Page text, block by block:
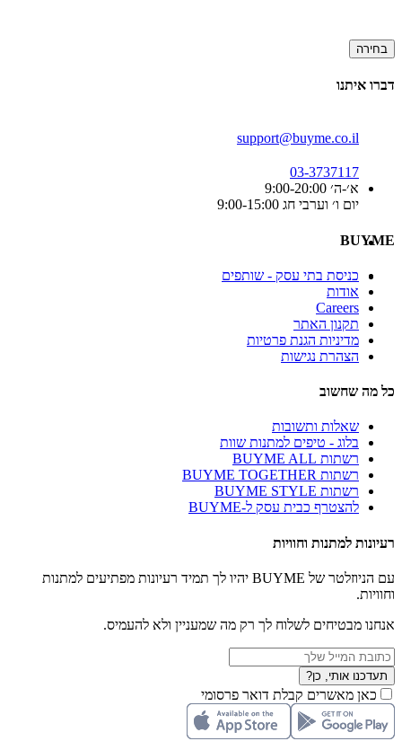
בחירה
דברו איתנו
support@buyme.co.il
03-3737117
א׳-ה׳ 9:00-20:00
יום ו׳ וערבי חג 9:00-15:00
BUYME
כניסת בתי עסק - שותפים
אודות
Careers
תקנון האתר
מדיניות הגנת פרטיות
הצהרת נגישות
כל מה שחשוב
שאלות ותשובות
בלוג - טיפים למתנות שוות
רשתות BUYME ALL
רשתות BUYME TOGETHER
רשתות BUYME STYLE
להצטרף כבית עסק ל-BUYME
רעיונות למתנות וחוויות
עם הניוזלטר של BUYME יהיו לך תמיד רעיונות מפתיעים למתנות
וחוויות.
אנחנו מבטיחים לשלוח לך רק מה שמעניין ולא להעמיס.
תעדכנו אותי, כן?
כאן מאשרים קבלת דואר פרסומי